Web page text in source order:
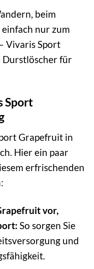
beim
nur zum
Vivaris Sport
für
Sport
Grapefruit in
Hier ein paar
erfrischenden
vor,
So sorgen Sie
und